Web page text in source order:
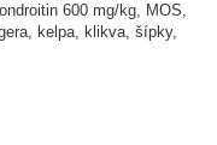
600 mg/kg, MOS,
kelpa, klikva, šípky,